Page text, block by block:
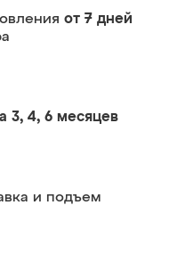
от 7 дней
3, 4, 6 месяцев
и подъем